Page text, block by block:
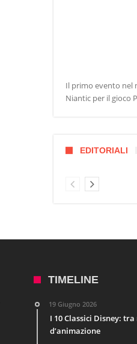
Il primo evento nel
Niantic per il gioco
EDITORIALI
TIMELINE
19 Giugno 2026
I 10 Classici Disney:
d’animazione